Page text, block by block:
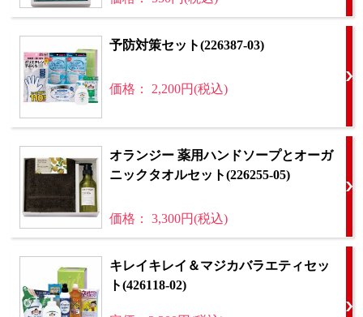
予防対策セット(226387-03)
価格： 2,200円(税込)
オランジー 薬用ハンドソープとオーガ
ニックタオルセット(226255-05)
価格： 3,300円(税込)
キレイキレイ＆マジカバラエティセッ
ト(426118-02)